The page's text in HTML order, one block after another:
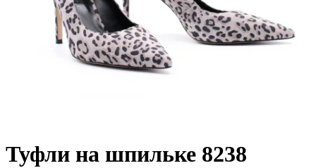
Туфли на шпильке 8238